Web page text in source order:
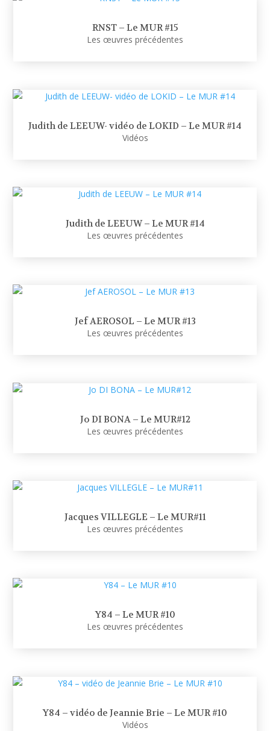
RNST – Le MUR #15
Les œuvres précédentes
Judith de LEEUW- vidéo de LOKID – Le MUR #14
Vidéos
Judith de LEEUW – Le MUR #14
Les œuvres précédentes
Jef AEROSOL – Le MUR #13
Les œuvres précédentes
Jo DI BONA – Le MUR#12
Les œuvres précédentes
Jacques VILLEGLE – Le MUR#11
Les œuvres précédentes
Y84 – Le MUR #10
Les œuvres précédentes
Y84 – vidéo de Jeannie Brie – Le MUR #10
Vidéos